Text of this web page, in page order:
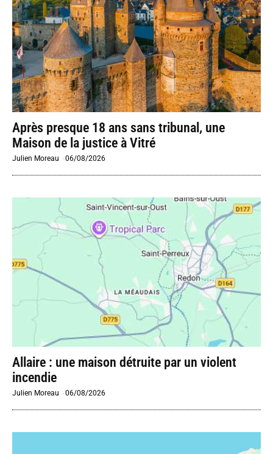
Après presque 18 ans sans tribunal, une
Maison de la justice à Vitré
Julien Moreau -06/08/2026
Allaire : une maison détruite par un violent
incendie
Julien Moreau -06/08/2026